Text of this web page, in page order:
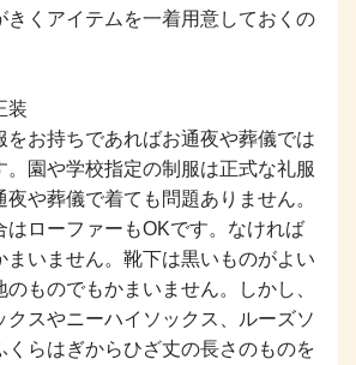
きくアイテムを一着用意しておくの
装
をお持ちであればお通夜や葬儀では
。園や学校指定の制服は正式な礼服
や葬儀で着ても問題ありません。
はローファーもOKです。なければ
まいません。靴下は黒いものがよい
ものでもかまいません。しかし、
クスやニーハイソックス、ルーズソ
くらはぎからひざ丈の長さのものを